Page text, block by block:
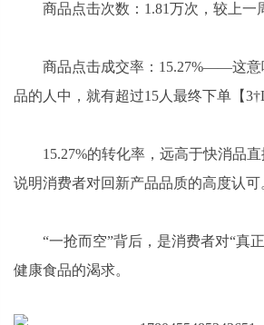
商品点击次数：1.81万次，较上一
商品点击成交率：15.27%——这意
品的人中，就有超过15人最终下单【
15.27%的转化率，远高于快消品
说明消费者对回新产品品质的高度认可
“一抢而空”背后，是消费者对“真
健康食品的渴求。